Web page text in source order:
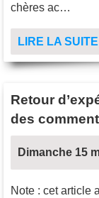
chères ac…
LIRE LA
Retour
des
Dimanche 15
Note : cet article